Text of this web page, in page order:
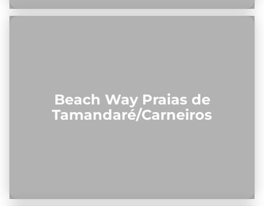
Beach Way Praias de
Tamandaré/Carneiros